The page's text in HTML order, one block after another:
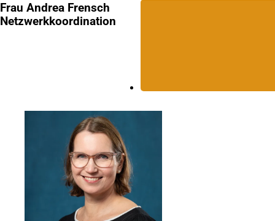
Frau Andrea Frensch
Netzwerkkoordination